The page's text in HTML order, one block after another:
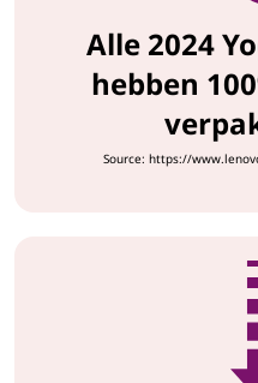
Alle 2024
hebben
Source: https://